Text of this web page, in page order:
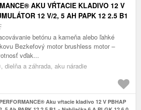
AKU VŔTACIE KLADIVO 12 V
12 V/2, 5 AH PAPK 12 2.5 B1
12 6.0 B1
betónu a kameňa alebo ľahké
Bezkefový motor brushless motor –
vďak...
dielňa a záhrada, aku náradie
Aku vŕtacie kladivo 12 V PBHAP